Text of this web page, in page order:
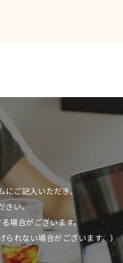
にご記入いただき、
さい。
場合がございます。
られない場合がございます。）